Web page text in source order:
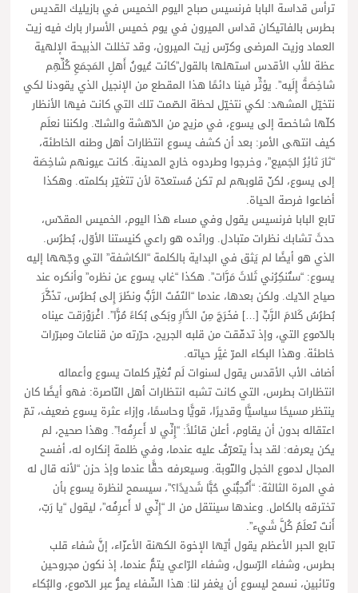
ترأس قداسة البابا فرنسيس صباح اليوم الخميس في بازيليك القديس
بطرس بالفاتيكان قداس الميرون في يوم خميس الأسرار بارك فيه زيت
العماد وزيت المرضى وكرّس زيت الميرون، وقد تخللت الذبيحة الإلهية
عظة للأب الأقدس استهلها بالقول”كانَت عُيونُ أَهلِ المَجمَعِ كُلِّهِم
شاخِصَةً إِلَيه”. يؤثِّر فينا دائمًا هذا المقطع من الإنجيل الذي يقودنا لكي
نتخيّل المشهد: لكي نتخيّل لحظة الصّمت تلك التي كانت فيها الأنظار
كلّها شاخصة إلى يسوع، في مزيج من الدّهشة والشكّ. ولكننا نعلَم
كيف انتهى الأمر: بعد أن كشف يسوع انتظارات أهل وطنه الخاطئة،
“ثارَ ثائِرُ الجَميع”، وخرجوا وطردوه خارج المدينة. كانت عيونهم شاخِصَة
إلى يسوع، لكنّ قلوبهم لم تكن مُستعدّة لأن تتغيّر بكلمته. وهكذا
أضاعوا فرصة الحياة.
تابع البابا فرنسيس يقول وفي مساء هذا اليوم، الخميس المقدّس،
حدثَ تشابك نظرات متبادل. ورائده هو راعي كنيستنا الأوّل، بُطرُس.
الذي هو أيضًا لم يَثق في البداية بالكلمة “الكاشفة” التي وجّهها إليه
يسوع: “ستُنكِرُني ثَلاثَ مَرَّات”. هكذا “غاب يسوع عن نظره” وأنكره عند
صياح الدّيك. ولكن بعدها، عندما “التَفَتَ الرَّبُّ ونظَرَ إِلى بُطرُس، تذَكَّرَ
بُطرُسُ كَلامَ الرَّبِّ […] فخَرَجَ مِنَ الدَّارِ وبَكى بُكاءً مُرًّا”. اغْرَوْرَقت عيناه
بالدّموع التي، وإذ تدفّقت من قلبه الجريح، حرّرته من قناعات ومبرّرات
خاطئة. وهذا البكاء المرّ غيَّر حياته.
أضاف الأب الأقدس يقول لسنوات لَم تُغيِّر كلمات يسوع وأعماله
انتظارات بطرس، التي كانت تشبه انتظارات أهل النّاصرة: فهو أيضًا كان
ينتظر مسيحًا سياسيًّا وقديرًا، قويًّا وحاسمًا، وإزاء عثرة يسوع ضعيف، تمّ
اعتقاله بدون أن يقاوم، أعلن قائلاً: “إِنِّي لا أَعرِفُه!”. وهذا صحيح، لم
يكن يعرفه: لقد بدأ يتعرّفُ عليه عندما، وفي ظلمة إنكاره له، أفسح
المجال لدموع الخجل والتّوبة. وسيعرفه حقًّا عندما وإذ حزن “لأنه قال له
في المرة الثالثة: “أَتُحِبُّني حُبًّا شَديدًا؟”، سيسمح لنظرة يسوع بأن
تخترقه بالكامل. وعندها سينتقل من الـ “إِنِّي لا أَعرِفُه”، ليقول “يا رَبّ،
أَنتَ تَعلَمُ كُلَّ شَيء”.
تابع الحبر الأعظم يقول أيّها الإخوة الكهنة الأعزّاء، إنَّ شفاء قلب
بطرس، وشفاء الرّسول، وشفاء الرّاعي يتمُّ عندما، إذ نكون مجروحين
وتائبين، نسمح ليسوع أن يغفر لنا: هذا الشّفاء يمرُّ عبر الدّموع، والبُكاء